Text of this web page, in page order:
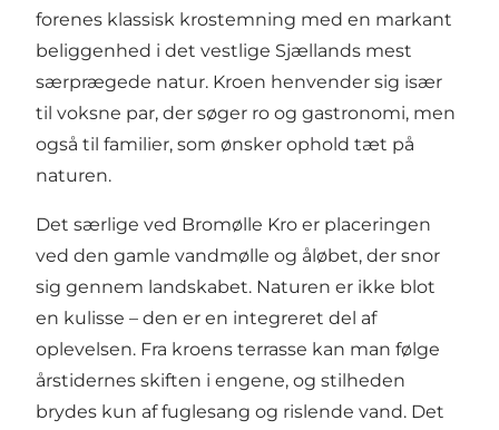
forenes klassisk krostemning med en markant
beliggenhed i det vestlige Sjællands mest
særprægede natur. Kroen henvender sig især
til voksne par, der søger ro og gastronomi, men
også til familier, som ønsker ophold tæt på
naturen.
Det særlige ved Bromølle Kro er placeringen
ved den gamle vandmølle og åløbet, der snor
sig gennem landskabet. Naturen er ikke blot
en kulisse – den er en integreret del af
oplevelsen. Fra kroens terrasse kan man følge
årstidernes skiften i engene, og stilheden
brydes kun af fuglesang og rislende vand. Det